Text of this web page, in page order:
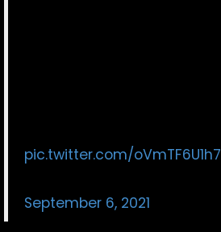
pic.twitter.com/oVmTF6U1h7
September 6, 2021